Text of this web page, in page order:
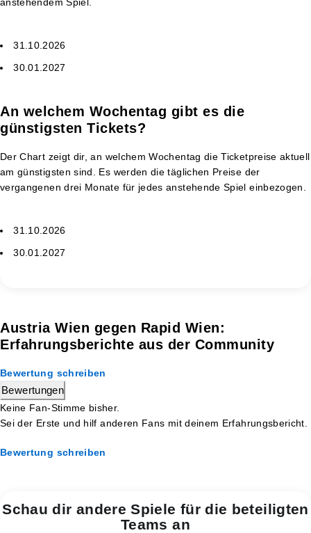
anstehendem Spiel.
31.10.2026
30.01.2027
An welchem Wochentag gibt es die
günstigsten Tickets?
Der Chart zeigt dir, an welchem Wochentag die Ticketpreise aktuell
am günstigsten sind. Es werden die täglichen Preise der
vergangenen drei Monate für jedes anstehende Spiel einbezogen.
31.10.2026
30.01.2027
Austria Wien gegen Rapid Wien:
Erfahrungsberichte aus der Community
Bewertung schreiben
Bewertungen
Keine Fan-Stimme bisher.
Sei der Erste und hilf anderen Fans mit deinem Erfahrungsbericht.
Bewertung schreiben
Schau dir andere Spiele für die beteiligten
Teams an